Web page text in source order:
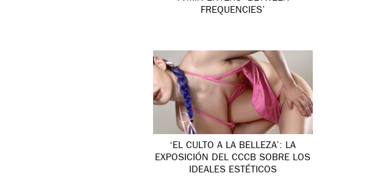
FREQUENCIES’
‘EL CULTO A LA BELLEZA’: LA
EXPOSICIÓN DEL CCCB SOBRE LOS
IDEALES ESTÉTICOS